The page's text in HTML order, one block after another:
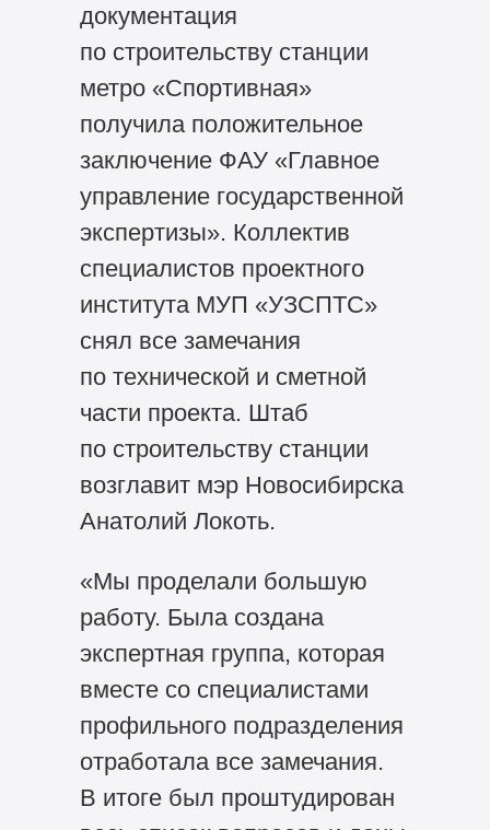
документация
по строительству станции
метро «Спортивная»
получила положительное
заключение ФАУ «Главное
управление государственной
экспертизы». Коллектив
специалистов проектного
института МУП «УЗСПТС»
снял все замечания
по технической и сметной
части проекта. Штаб
по строительству станции
возглавит мэр Новосибирска
Анатолий Локоть.
«Мы проделали большую
работу. Была создана
экспертная группа, которая
вместе со специалистами
профильного подразделения
отработала все замечания.
В итоге был проштудирован